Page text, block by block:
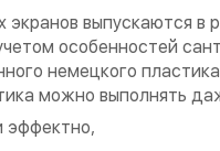
выпускаются в
особенностей
немецкого
можно выполнять
эффектно,